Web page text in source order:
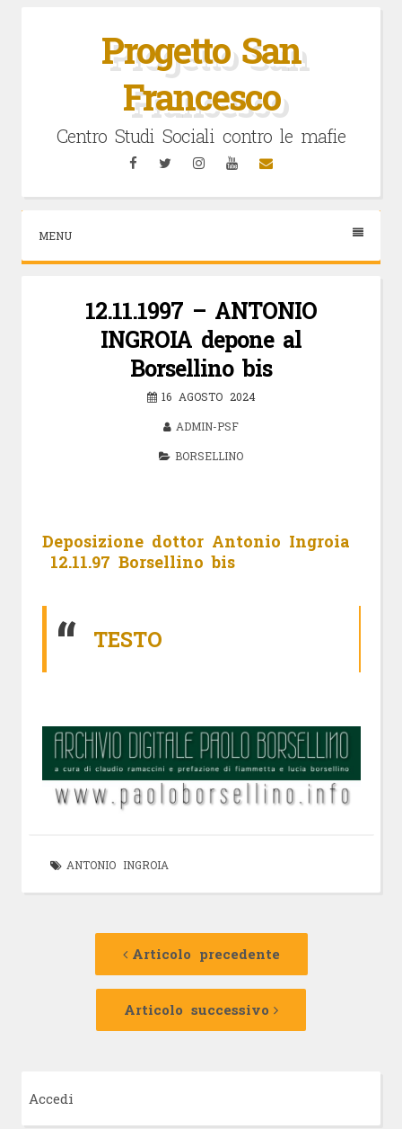
Progetto San
Francesco
Centro Studi Sociali contro le mafie
FacebookTwitterInstagramYouTubeEmail
MENU
12.11.1997 – ANTONIO
INGROIA depone al
Borsellino bis
16 AGOSTO 2024
ADMIN-PSF
BORSELLINO
Deposizione dottor Antonio Ingroia
12.11.97 Borsellino bis
TESTO
ANTONIO INGROIA
Navigazione
Articolo precedente
Articolo
Articolo successivo
Articolo
Accedi